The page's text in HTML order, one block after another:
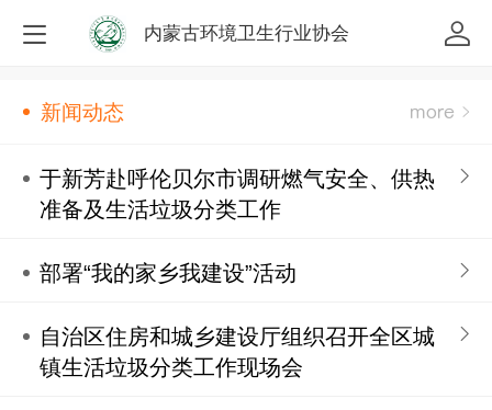
内蒙古环境卫生行业协会
新闻动态
于新芳赴呼伦贝尔市调研燃气安全、供热
准备及生活垃圾分类工作
部署“我的家乡我建设”活动
自治区住房和城乡建设厅组织召开全区城
镇生活垃圾分类工作现场会